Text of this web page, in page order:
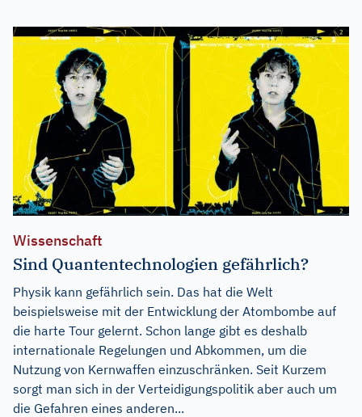
Wissenschaft
Sind Quantentechnologien gefährlich?
Physik kann gefährlich sein. Das hat die Welt
beispielsweise mit der Entwicklung der Atombombe auf
die harte Tour gelernt. Schon lange gibt es deshalb
internationale Regelungen und Abkommen, um die
Nutzung von Kernwaffen einzuschränken. Seit Kurzem
sorgt man sich in der Verteidigungspolitik aber auch um
die Gefahren eines anderen...